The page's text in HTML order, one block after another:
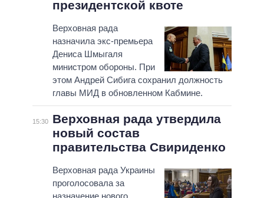
президентской квоте
Верховная рада
назначила экс-премьера
Дениса Шмыгаля
министром обороны. При
этом Андрей Сибига сохранил должность
главы МИД в обновленном Кабмине.
15:30
Верховная рада утвердила
новый состав
правительства Свириденко
Верховная рада Украины
проголосовала за